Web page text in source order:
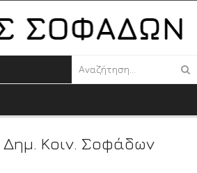
Κοιν. Σοφάδων